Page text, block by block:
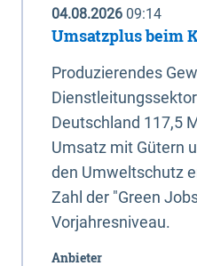
04.08.2026 09:14
Umsatzplus beim
Produzierendes
Deutschland 117,5
Umsatz mit Gütern
den Umweltschutz
Zahl der "Green
Vorjahresniveau.
Anbieter